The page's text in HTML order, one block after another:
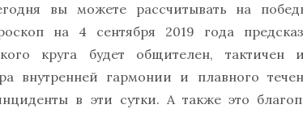
вы можете рассчитывать на
на 4 сентября 2019 года
круга будет общителен, тактичен
внутренней гармонии и плавного
в эти сутки. А также это